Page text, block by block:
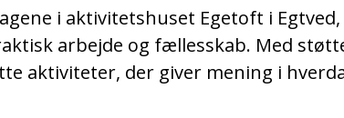
i aktivitetshuset Egetoft i
arbejde og fællesskab. Med
aktiviteter, der giver mening i